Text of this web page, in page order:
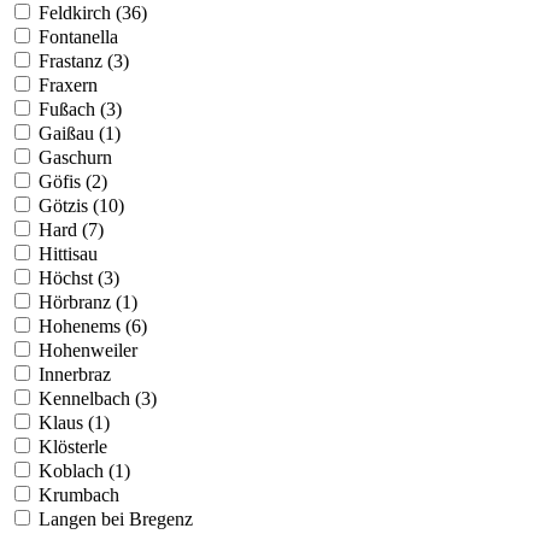
Feldkirch (36)
Fontanella
Frastanz (3)
Fraxern
Fußach (3)
Gaißau (1)
Gaschurn
Göfis (2)
Götzis (10)
Hard (7)
Hittisau
Höchst (3)
Hörbranz (1)
Hohenems (6)
Hohenweiler
Innerbraz
Kennelbach (3)
Klaus (1)
Klösterle
Koblach (1)
Krumbach
Langen bei Bregenz